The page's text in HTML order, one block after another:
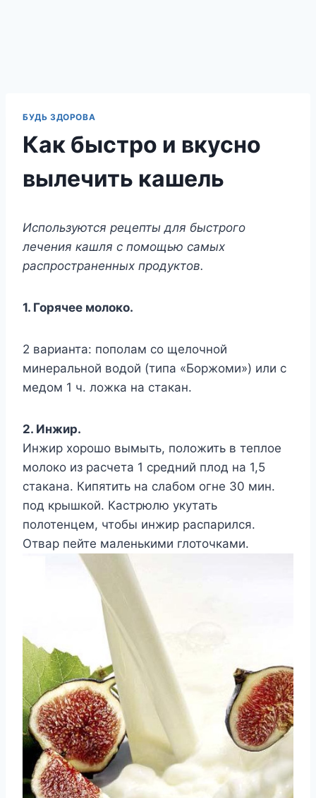
БУДЬ ЗДОРОВА
Как быстро и вкусно
вылечить кашель
Используются рецепты для быстрого
лечения кашля с помощью самых
распространенных продуктов.
1. Горячее молоко.
2 варианта: пополам со щелочной
минеральной водой (типа «Боржоми») или с
медом 1 ч. ложка на стакан.
2. Инжир.
Инжир хорошо вымыть, положить в теплое
молоко из расчета 1 средний плод на 1,5
стакана. Кипятить на слабом огне 30 мин.
под крышкой. Кастрюлю укутать
полотенцем, чтобы инжир распарился.
Отвар пейте маленькими глоточками.